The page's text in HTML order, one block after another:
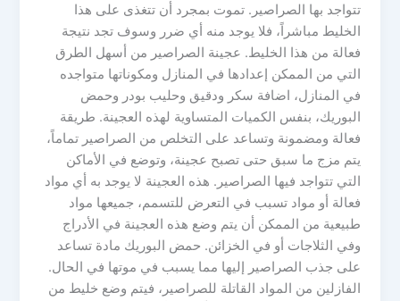
تتواجد بها الصراصير. تموت بمجرد أن تتغذى على هذا
الخليط مباشراً، فلا يوجد منه أي ضرر وسوف تجد نتيجة
فعالة من هذا الخليط. عجينة الصراصير من أسهل الطرق
التي من الممكن إعدادها في المنازل ومكوناتها متواجده
في المنازل، اضافة سكر ودقيق وحليب بودر وحمض
البوريك، بنفس الكميات المتساوية لهذه العجينة. طريقة
فعالة ومضمونة وتساعد على التخلص من الصراصير تماماً،
يتم مزج ما سبق حتى تصبح عجينة، وتوضع في الأماكن
التي تتواجد فيها الصراصير. هذه العجينة لا يوجد به أي مواد
فعالة أو مواد تسبب في التعرض للتسمم، جميعها مواد
طبيعية من الممكن أن يتم وضع هذه العجينة في الأدراج
وفي الثلاجات أو في الخزائن. حمض البوريك مادة تساعد
على جذب الصراصير إليها مما يسبب في موتها في الحال.
الفازلين من المواد القاتلة للصراصير، فيتم وضع خليط من